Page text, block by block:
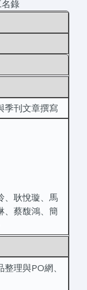
錄
季刊文章撰寫
、耿悅璇、馬
、蔡馥鴻、簡
理與PO網、